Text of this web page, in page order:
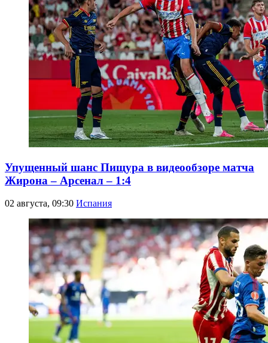
Упущенный шанс Пищура в видеообзоре матча
Жирона – Арсенал – 1:4
02 августа, 09:30 Испания